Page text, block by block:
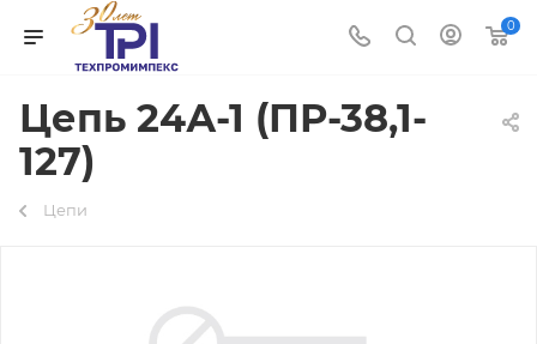
0
Цепь 24А-1 (ПР-38,1-
127)
Цепи